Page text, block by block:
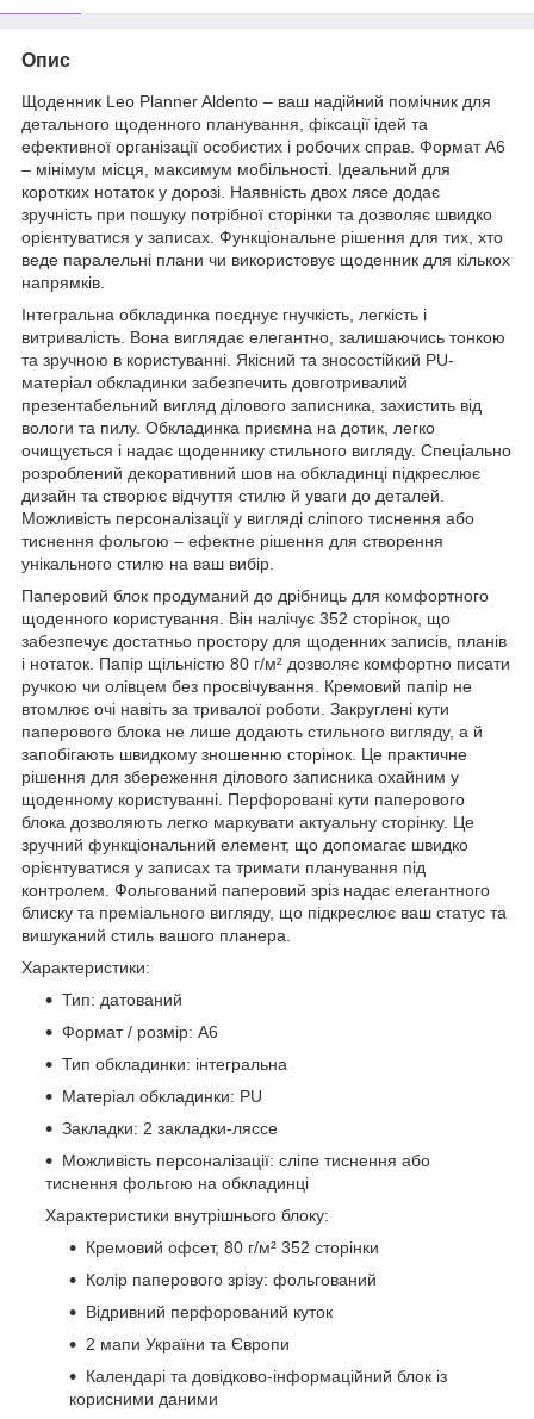
Опис
Щоденник Leo Planner Aldento – ваш надійний помічник для
детального щоденного планування, фіксації ідей та
ефективної організації особистих і робочих справ. Формат А6
– мінімум місця, максимум мобільності. Ідеальний для
коротких нотаток у дорозі. Наявність двох лясе додає
зручність при пошуку потрібної сторінки та дозволяє швидко
орієнтуватися у записах. Функціональне рішення для тих, хто
веде паралельні плани чи використовує щоденник для кількох
напрямків.
Інтегральна обкладинка поєднує гнучкість, легкість і
витривалість. Вона виглядає елегантно, залишаючись тонкою
та зручною в користуванні. Якісний та зносостійкий PU-
матеріал обкладинки забезпечить довготривалий
презентабельний вигляд ділового записника, захистить від
вологи та пилу. Обкладинка приємна на дотик, легко
очищується і надає щоденнику стильного вигляду. Спеціально
розроблений декоративний шов на обкладинці підкреслює
дизайн та створює відчуття стилю й уваги до деталей.
Можливість персоналізації у вигляді сліпого тиснення або
тиснення фольгою – ефектне рішення для створення
унікального стилю на ваш вибір.
Паперовий блок продуманий до дрібниць для комфортного
щоденного користування. Він налічує 352 сторінок, що
забезпечує достатньо простору для щоденних записів, планів
і нотаток. Папір щільністю 80 г/м² дозволяє комфортно писати
ручкою чи олівцем без просвічування. Кремовий папір не
втомлює очі навіть за тривалої роботи. Закруглені кути
паперового блока не лише додають стильного вигляду, а й
запобігають швидкому зношенню сторінок. Це практичне
рішення для збереження ділового записника охайним у
щоденному користуванні. Перфоровані кути паперового
блока дозволяють легко маркувати актуальну сторінку. Це
зручний функціональний елемент, що допомагає швидко
орієнтуватися у записах та тримати планування під
контролем. Фольгований паперовий зріз надає елегантного
блиску та преміального вигляду, що підкреслює ваш статус та
вишуканий стиль вашого планера.
Характеристики:
Тип: датований
Формат / розмір: A6
Тип обкладинки: інтегральна
Матеріал обкладинки: PU
Закладки: 2 закладки-ляссе
Можливість персоналізації: сліпе тиснення або
тиснення фольгою на обкладинці
Характеристики внутрішнього блоку:
Кремовий офсет, 80 г/м² 352 сторінки
Колір паперового зрізу: фольгований
Відривний перфорований куток
2 мапи України та Європи
Календарі та довідково-інформаційний блок із
корисними даними